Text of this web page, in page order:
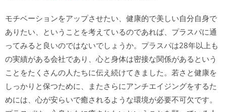
モチベーションをアップさせたい、健康的で美しい自分自身で
ありたい、ということを考えているのであれば、プラスパに通
ってみると良いのではないでしょうか。プラスパは28年以上も
の実績がある会社であり、心と身体は密接な関係があるという
ことをたくさんの人たちに伝え続けてきました。若さと健康を
しっかりと保つために、またさらにアンチエイジングをするた
めには、心が安らいで癒されるような環境が必要不可欠です。